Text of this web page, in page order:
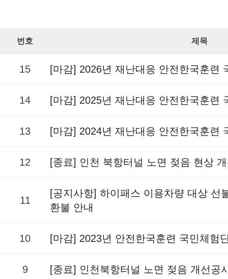
번호 제목
15 [마감] 2026년 재난대응 안전한국훈련
14 [마감] 2025년 재난대응 안전한국훈련
13 [마감] 2024년 재난대응 안전한국훈련
12 [종료] 인천 북항터널 노면 젖음 현상
11
[공지사항] 하이패스 이용차량 대상 선
환불 안내
10 [마감] 2023년 안전한국훈련 국민체험
9 [종료] 인천북항터널 노면 젖음 개선공